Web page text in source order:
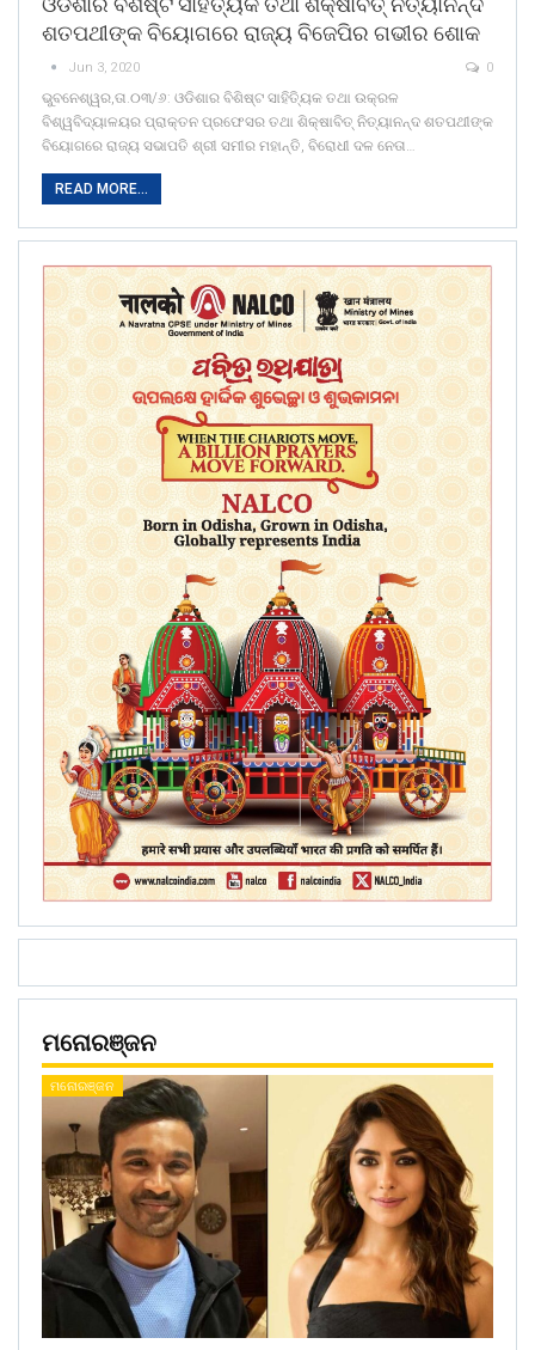
ଶତପଥୀଙ୍କ ବିୟୋଗରେ ରାଜ୍ୟ ବିଜେପିର ଗଭୀର ଶୋକ
Jun 3, 2020 0
ଭୁବନେଶ୍ୱର,ତା.୦୩/୬: ଓଡିଶାର ବିଶିଷ୍ଟ ସାହିତି୍ୟକ ତଥା ଉକ୍ରଳ
ବିଶ୍ୱବିଦ୍ୟାଳୟର ପ୍ରାକ୍ତନ ପ୍ରଫେସର ତଥା ଶିକ୍ଷାବିତ୍ ନିତ୍ୟାନନ୍ଦ ଶତପଥୀଙ୍କ
ବିୟୋଗରେ ରାଜ୍ୟ ସଭାପତି ଶ୍ରୀ ସମୀର ମହାନ୍ତି, ବିରୋଧୀ ଦଳ ନେତା…
READ MORE...
ମନୋରଞ୍ଜନ
ମନୋରଞ୍ଜନ